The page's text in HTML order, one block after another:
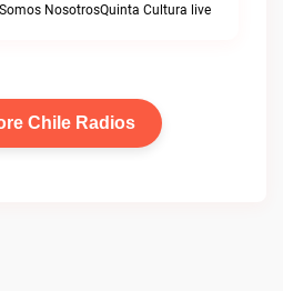
NosotrosQuinta Cultura live
Chile Radios